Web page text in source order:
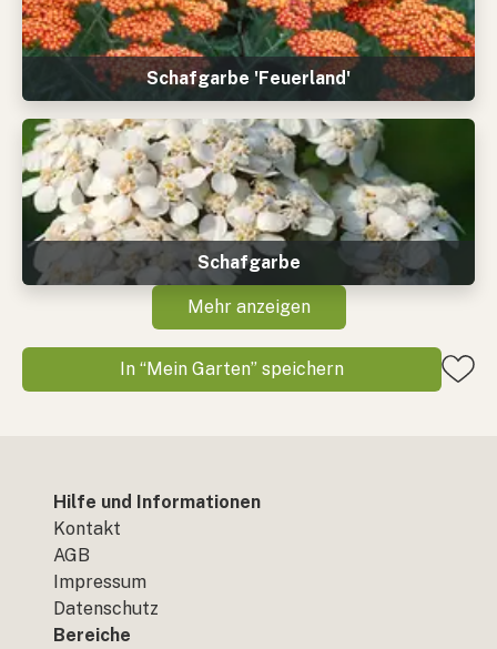
Schafgarbe 'Feuerland'
Schafgarbe
Mehr anzeigen
In “Mein Garten” speichern
Hilfe und Informationen
Kontakt
AGB
Impressum
Datenschutz
Bereiche